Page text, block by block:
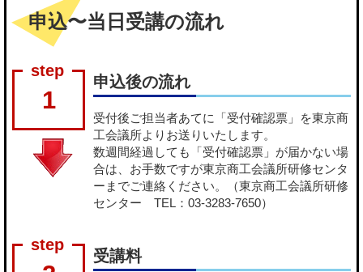
申込〜当日受講の流れ
1
申込後の流れ
受付後ご担当者あてに「受付確認票」を東京商
工会議所よりお送りいたします。
数週間経過しても「受付確認票」が届かない場
合は、お手数ですが東京商工会議所研修センタ
ーまでご連絡ください。（東京商工会議所研修
センター TEL：03-3283-7650）
受講料